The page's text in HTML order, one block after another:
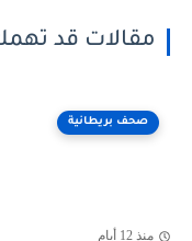
مقالات قد
صحف بريطانية
منذ 12 أيام